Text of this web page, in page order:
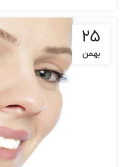
۲۵
بهمن